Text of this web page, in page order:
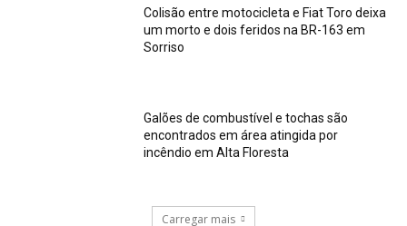
Colisão entre motocicleta e Fiat Toro deixa
um morto e dois feridos na BR-163 em
Sorriso
Galões de combustível e tochas são
encontrados em área atingida por
incêndio em Alta Floresta
Carregar mais